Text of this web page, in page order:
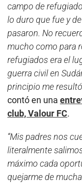
campo de
lo duro que fue y
pasaron. No
mucho como para
refugiados era el
guerra civil en
principio me
contó en una
club, Valour FC.
“Mis padres nos
literalmente
máximo cada
quejarme de